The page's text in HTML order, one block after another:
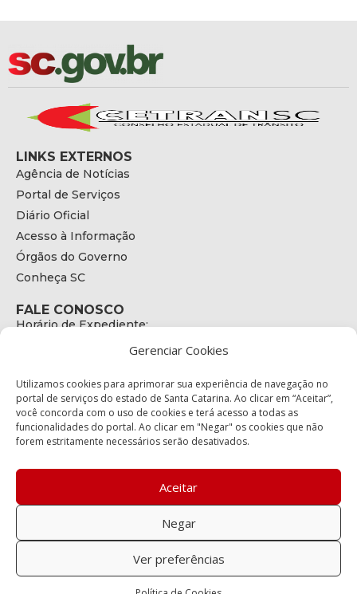
Gerenciar Cookies
Utilizamos cookies para aprimorar sua experiência de navegação no
portal de serviços do estado de Santa Catarina. Ao clicar em “Aceitar”,
você concorda com o uso de cookies e terá acesso a todas as
funcionalidades do portal. Ao clicar em "Negar" os cookies que não
forem estritamente necessários serão desativados.
Aceitar
Negar
Ver preferências
LINKS EXTERNOS
Agência de Notícias
Portal de Serviços
Diário Oficial
Acesso à Informação
Órgãos do Governo
Conheça SC
FALE CONOSCO
Horário de Expediente:
E-mail:
secretariaexecutiva@cetran.sc.gov.br
ENDEREÇO
Endereço:
Bairro:
Coqueiros, Florianópolis SC
88.080-160
Política de privacidade
Copyright © 2023 Todos os Direitos Reservados SC - Governo de